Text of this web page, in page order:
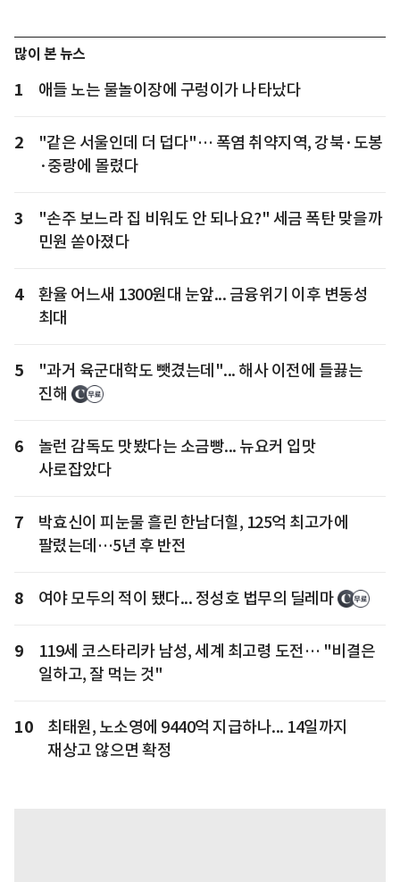
많이 본 뉴스
1 애들 노는 물놀이장에 구렁이가 나타났다
2
"같은 서울인데 더 덥다"… 폭염 취약지역, 강북·도봉
·중랑에 몰렸다
3
"손주 보느라 집 비워도 안 되나요?" 세금 폭탄 맞을까
민원 쏟아졌다
4
환율 어느새 1300원대 눈앞... 금융위기 이후 변동성
최대
5
"과거 육군대학도 뺏겼는데"... 해사 이전에 들끓는
진해
6
놀런 감독도 맛봤다는 소금빵... 뉴요커 입맛
사로잡았다
7
박효신이 피눈물 흘린 한남더힐, 125억 최고가에
팔렸는데…5년 후 반전
8 여야 모두의 적이 됐다... 정성호 법무의 딜레마
9
119세 코스타리카 남성, 세계 최고령 도전… "비결은
일하고, 잘 먹는 것"
10
최태원, 노소영에 9440억 지급하나... 14일까지
재상고 않으면 확정